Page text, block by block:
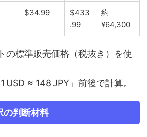
$34.99
$433
.99
約
¥64,300
の標準販売価格（税抜き）を使
USD ≈ 148 JPY」前後で計算。
の判断材料